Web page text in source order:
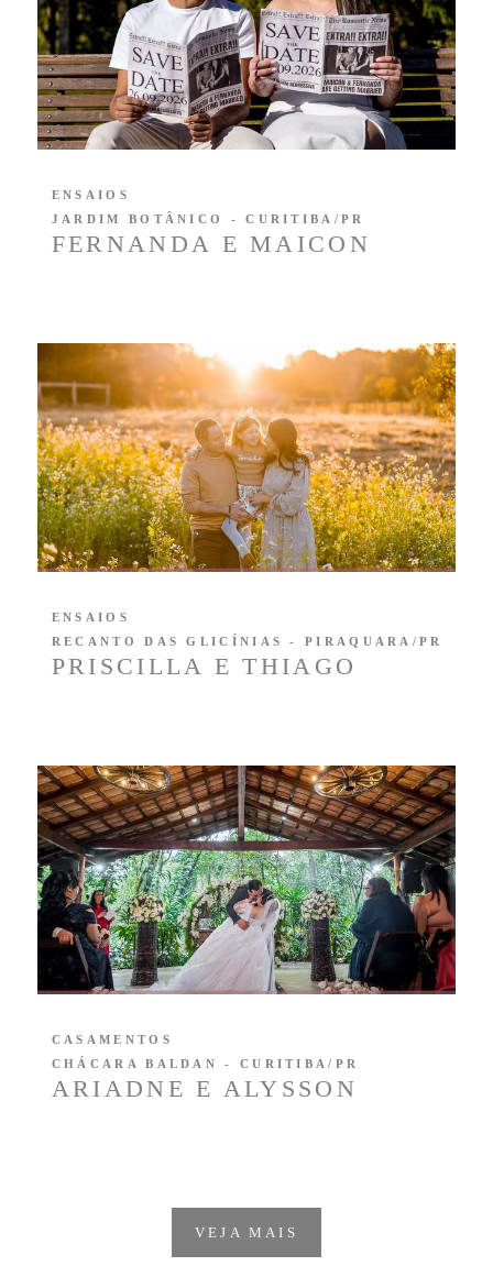
FERNANDA E MAICON
ENSAIOS
JARDIM BOTÂNICO - CURITIBA/PR
PRISCILLA E THIAGO
ENSAIOS
RECANTO DAS GLICÍNIAS - PIRAQUARA/PR
ARIADNE E ALYSSON
CASAMENTOS
CHÁCARA BALDAN - CURITIBA/PR
VEJA MAIS